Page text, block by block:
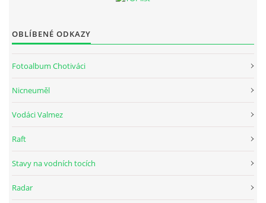
OBLÍBENÉ ODKAZY
Fotoalbum Chotiváci
Nicneuměl
Vodáci Valmez
Raft
Stavy na vodních tocích
Radar